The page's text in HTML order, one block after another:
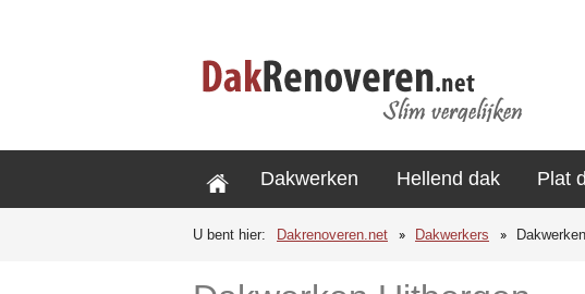
Dakwerken Hellend dak Plat
U bent hier: Dakrenoveren.net Dakwerkers